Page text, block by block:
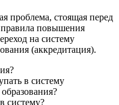
проблема, стоящая перед
повышения
на систему
(аккредитация).
в систему
систему?